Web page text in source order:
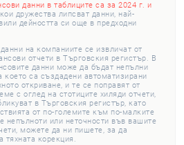
данни в таблиците са за 2024 г. и
дружества липсват данни, най-
дейността си още в предходни
на компаниите се извличат от
отчети в Търговския регистър. В
данни може да бъдат непълни
което са създадени автоматизирани
откриване, и те се поправят от
с оглед на стотиците хиляди отчети,
в Търговския регистър, като
от по-големите към по-малките
непълноти или неточности във вашите
можете да ни пишете, за да
тяхната корекция.